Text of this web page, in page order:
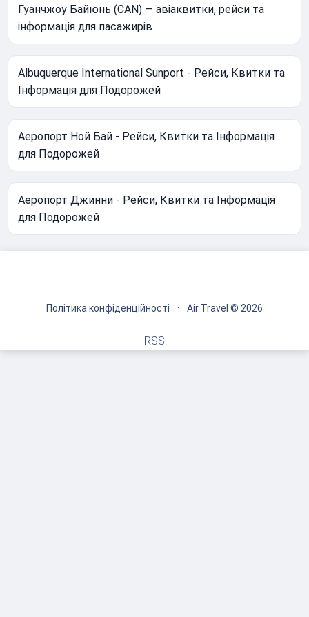
Гуанчжоу Байюнь (CAN) — авіаквитки, рейси та
інформація для пасажирів
Albuquerque International Sunport - Рейси, Квитки та
Інформація для Подорожей
Аеропорт Ной Бай - Рейси, Квитки та Інформація
для Подорожей
Аеропорт Джинни - Рейси, Квитки та Інформація
для Подорожей
Політика конфіденційності · Air Travel © 2026
RSS